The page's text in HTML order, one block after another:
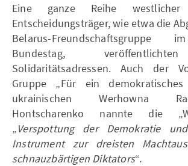
Eine ganze Reihe
Entscheidungsträger, wie etwa die
Belarus-Freundschaftsgruppe
Bundestag,
Solidaritätsadressen. Auch der
Gruppe „Für ein
ukrainischen Werhowna
Hontscharenko nannte die
„Verspottung der Demokratie
Instrument zur dreisten
schnauzbärtigen Diktators“.